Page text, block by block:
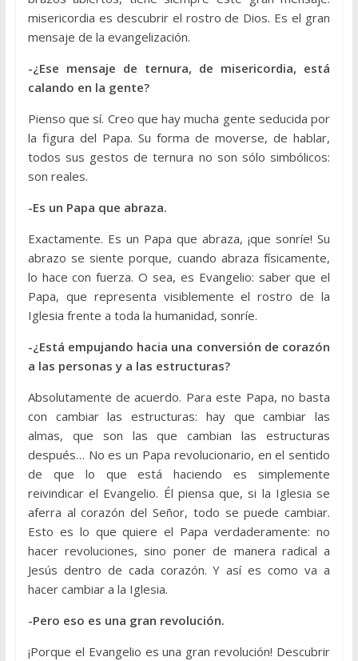
misericordia es descubrir el rostro de Dios. Es el gran
mensaje de la evangelización.
-¿Ese mensaje de ternura, de misericordia, está
calando en la gente?
Pienso que sí. Creo que hay mucha gente seducida por
la figura del Papa. Su forma de moverse, de hablar,
todos sus gestos de ternura no son sólo simbólicos:
son reales.
-Es un Papa que abraza.
Exactamente. Es un Papa que abraza, ¡que sonríe! Su
abrazo se siente porque, cuando abraza físicamente,
lo hace con fuerza. O sea, es Evangelio: saber que el
Papa, que representa visiblemente el rostro de la
Iglesia frente a toda la humanidad, sonríe.
-¿Está empujando hacia una conversión de corazón
a las personas y a las estructuras?
Absolutamente de acuerdo. Para este Papa, no basta
con cambiar las estructuras: hay que cambiar las
almas, que son las que cambian las estructuras
después… No es un Papa revolucionario, en el sentido
de que lo que está haciendo es simplemente
reivindicar el Evangelio. Él piensa que, si la Iglesia se
aferra al corazón del Señor, todo se puede cambiar.
Esto es lo que quiere el Papa verdaderamente: no
hacer revoluciones, sino poner de manera radical a
Jesús dentro de cada corazón. Y así es como va a
hacer cambiar a la Iglesia.
-Pero eso es una gran revolución.
¡Porque el Evangelio es una gran revolución! Descubrir